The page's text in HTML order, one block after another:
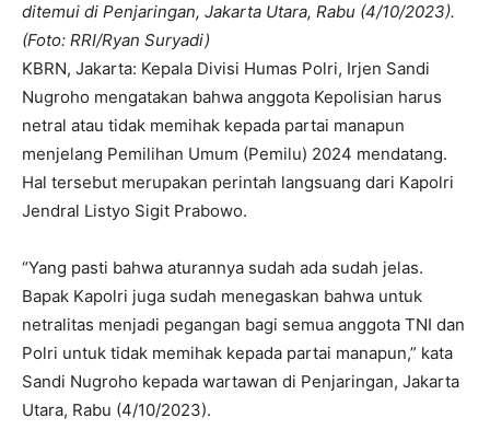
ditemui di Penjaringan, Jakarta Utara, Rabu (4/10/2023).
(Foto: RRI/Ryan Suryadi)
KBRN, Jakarta: Kepala Divisi Humas Polri, Irjen Sandi
Nugroho mengatakan bahwa anggota Kepolisian harus
netral atau tidak memihak kepada partai manapun
menjelang Pemilihan Umum (Pemilu) 2024 mendatang.
Hal tersebut merupakan perintah langsuang dari Kapolri
Jendral Listyo Sigit Prabowo.
“Yang pasti bahwa aturannya sudah ada sudah jelas.
Bapak Kapolri juga sudah menegaskan bahwa untuk
netralitas menjadi pegangan bagi semua anggota TNI dan
Polri untuk tidak memihak kepada partai manapun,” kata
Sandi Nugroho kepada wartawan di Penjaringan, Jakarta
Utara, Rabu (4/10/2023).